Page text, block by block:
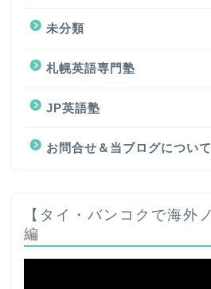
未分類
札幌英語専門塾
JP英語塾
お問合せ＆当ブログについて
【タイ・バンコクで海外
編